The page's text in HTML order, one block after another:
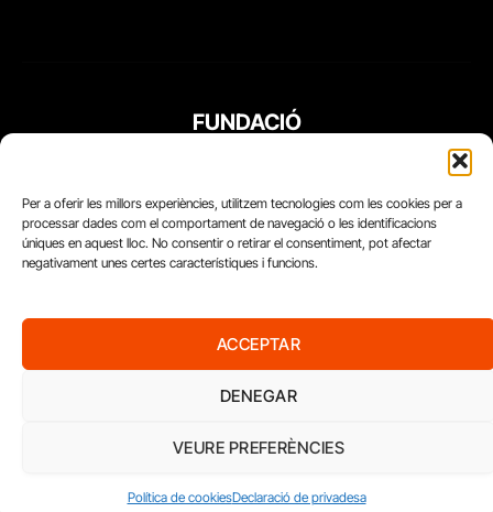
Per a oferir les millors experiències, utilitzem tecnologies com les cookies per a
processar dades com el comportament de navegació o les identificacions
úniques en aquest lloc. No consentir o retirar el consentiment, pot afectar
negativament unes certes característiques i funcions.
ACCEPTAR
DENEGAR
VEURE PREFERÈNCIES
Política de cookiesDeclaració de privadesa
FUNDACIÓ